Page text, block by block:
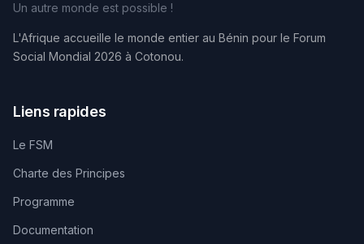
Un autre monde est possible !
L'Afrique accueille le monde entier au Bénin pour le Forum
Social Mondial 2026 à Cotonou.
Liens rapides
Le FSM
Charte des Principes
Programme
Documentation